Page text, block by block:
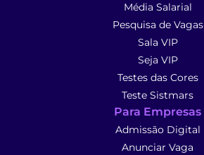
Média Salarial
Pesquisa de Vagas
Sala VIP
Seja VIP
Testes das Cores
Teste Sistmars
Para Empresas
Admissão Digital
Anunciar Vaga